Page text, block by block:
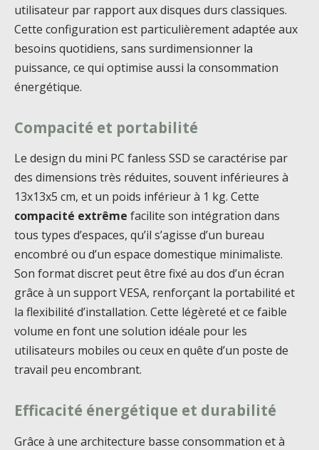
utilisateur par rapport aux disques durs classiques.
Cette configuration est particulièrement adaptée aux
besoins quotidiens, sans surdimensionner la
puissance, ce qui optimise aussi la consommation
énergétique.
Compacité et portabilité
Le design du mini PC fanless SSD se caractérise par
des dimensions très réduites, souvent inférieures à
13x13x5 cm, et un poids inférieur à 1 kg. Cette
compacité extrême facilite son intégration dans
tous types d’espaces, qu’il s’agisse d’un bureau
encombré ou d’un espace domestique minimaliste.
Son format discret peut être fixé au dos d’un écran
grâce à un support VESA, renforçant la portabilité et
la flexibilité d’installation. Cette légèreté et ce faible
volume en font une solution idéale pour les
utilisateurs mobiles ou ceux en quête d’un poste de
travail peu encombrant.
Efficacité énergétique et durabilité
Grâce à une architecture basse consommation et à